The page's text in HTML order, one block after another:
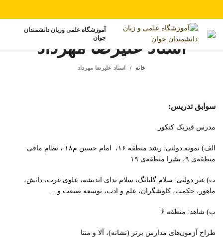
آموزشگاه علمی وزبان دانشمندان
جوان
استاد علیرضا مهرداد
خانه استاد علیرضا مهرداد
سوابق تدریس:
مدرس فیزیک کنکور
الف) نمونه دولتی: رشد منطقه ۱۶، امام حسین م۱۸ ، نظام مافی
منطقه‌ی ۹، بشرا منطقه‌ی ۱۹
ب) غیر دولتی: سلام گلبانگ، سلام ندای اندیشه، علوی غرب، دانش،
ماهور، حکمت، کاوشگران، علم و ادب، توسعه صنعت و …
پ) شاهد: منطقه ۶
طراح آزمون‌های مدارس برتر (نشانه)، آلا و منتا